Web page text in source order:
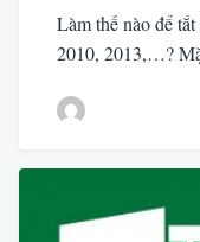
Làm thế nào để
2010, 2013,…?